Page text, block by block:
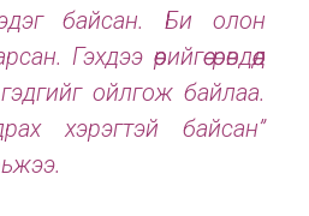
байсан. Би олон
Гэхдээ өөрийгөө өрөвдөөд
гэдгийг ойлгож байлаа.
хэрэгтэй байсан”